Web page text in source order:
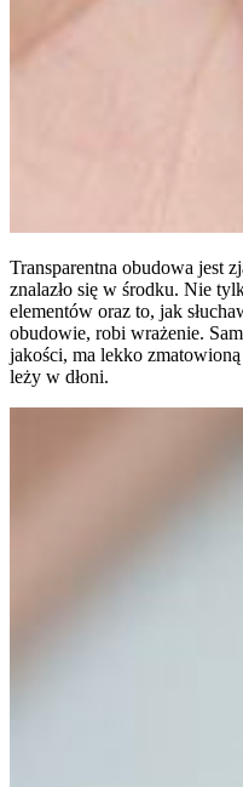
Transparentna obudowa jest
znalazło się w środku. Nie
elementów oraz to, jak
obudowie, robi wrażenie.
jakości, ma lekko
leży w dłoni.